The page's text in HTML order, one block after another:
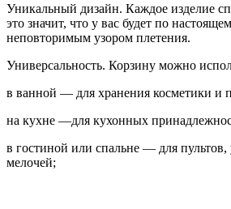
Уникальный дизайн. Каждое изделие
это значит, что у вас будет по
неповторимым узором плетения.
Универсальность. Корзину можно
в ванной — для хранения косметики и
на кухне —для кухонных
в гостиной или спальне — для
мелочей;